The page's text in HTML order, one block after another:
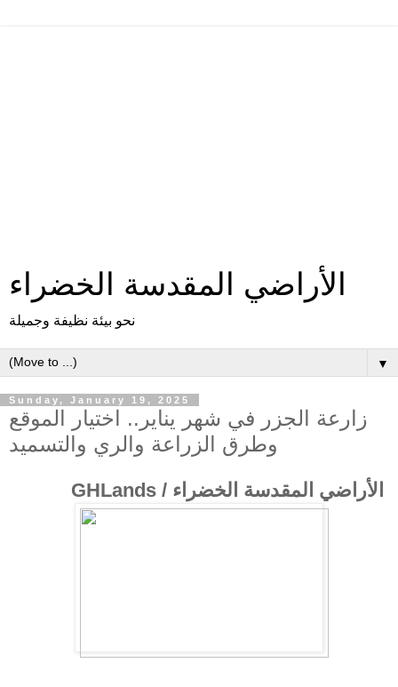
الأراضي المقدسة الخضراء
نحو بيئة نظيفة وجميلة
▼
Sunday, January 19, 2025
زارعة الجزر في شهر يناير.. اختيار الموقع
وطرق الزراعة والري والتسميد
الأراضي المقدسة الخضراء / GHLands